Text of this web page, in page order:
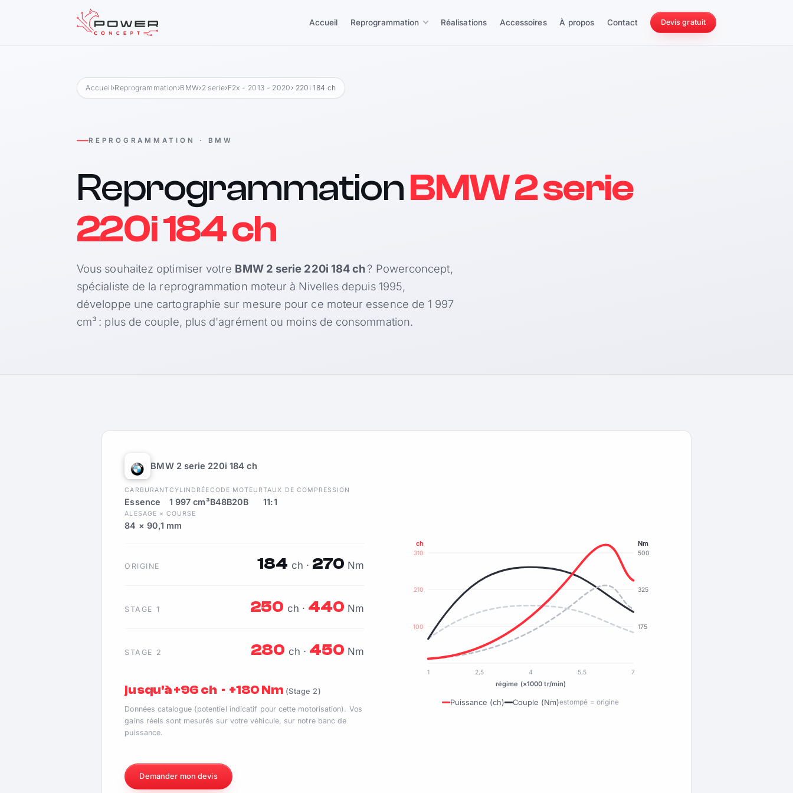
Accueil Reprogrammation Réalisations Accessoires À propos Contact Devis gratuit
228 Nm
Accueil›Reprogrammation ›BMW›2 serie›F2x - 2013 - 2020 › 220i 184 ch
REPROGRAMMATION · BMW
ReprogrammationBMW 2 serie
220i 184 ch
Vous souhaitez optimiser votre BMW 2 serie 220i 184 ch? Powerconcept,
spécialiste de la reprogrammation moteur à Nivelles depuis 1995,
développe une cartographie sur mesure pour ce moteur essence de 1 997
cm³ : plus de couple, plus d'agrément ou moins de consommation.
BMW 2 serie 220i 184 ch
CARBURANT
Essence
CYLINDRÉE
1 997 cm³
CODE MOTEUR
B48B20B
TAUX DE COMPRESSION
11:1
ALÉSAGE × COURSE
84 × 90,1 mm
ORIGINE 184 ch · 270 Nm
STAGE 1 250 ch · 440 Nm
STAGE 2 280 ch · 450 Nm
jusqu'à +96 ch · +180 Nm (Stage 2)
Données catalogue (potentiel indicatif pour cette motorisation). Vos
gains réels sont mesurés sur votre véhicule, sur notre banc de
puissance.
100
210
310
175
325
500
ch Nm
1 2,5 4 5,5 7
régime (×1000 tr/min)
Puissance (ch) Couple (Nm)estompé = origine
Demander mon devis